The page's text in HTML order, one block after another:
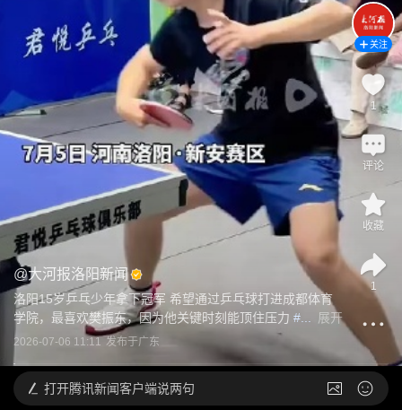
@大河报洛阳新闻
洛阳15岁乒乓少年拿下冠军 希望通过乒乓球打进成都体育
学院，最喜欢樊振东，因为他关键时刻能顶住压力 #... 展开
2026-07-06 11:11 发布于广东
关注
1
评论
收藏
1
打开腾讯新闻客户端说两句